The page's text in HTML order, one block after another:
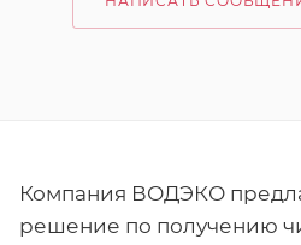
Компания ВОДЭКО
решение по получению